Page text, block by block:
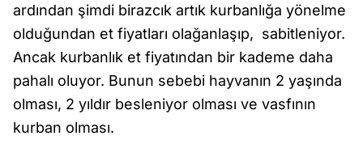
ardından şimdi birazcık artık kurbanlığa yönelme
olduğundan et fiyatları olağanlaşıp, sabitleniyor.
Ancak kurbanlık et fiyatından bir kademe daha
pahalı oluyor. Bunun sebebi hayvanın 2 yaşında
olması, 2 yıldır besleniyor olması ve vasfının
kurban olması.